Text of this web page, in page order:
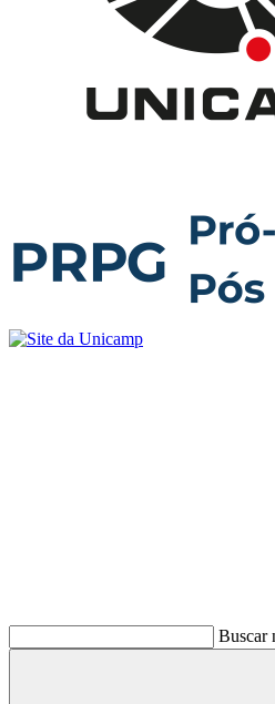
Buscar